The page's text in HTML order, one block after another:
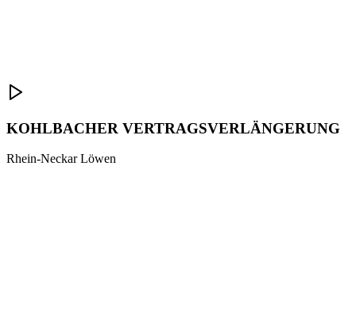
KOHLBACHER VERTRAGSVERLÄNGERUNG
Rhein-Neckar Löwen